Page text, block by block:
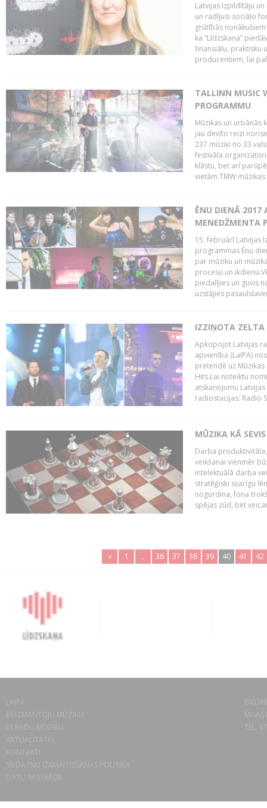
Latvijas Izpildītāju
un radījusi sociālo
grūtībās
ka “Līdzskaņa”
finansiālu, praktisku
producentiem, lai
TALLINN MUSIC
PROGRAMMU
Mūzikas un urbānās
jau devīto reizi
237 mūziķi no 33
festivāla
klāstu, bet arī
vietām.TMW
ĒNU DIENĀ 2017
MENEDŽMENTA
15. februārī Latvijas
programmas Ēnu
par mūziku un
procesu un
piedalījies un guvis
uzstājies
IZZIŅOTA ZELTA
Apkopojot Latvijas
apvienība (LaIPA)
pretendē uz
Hits.Lai noteiktu
atskaņojumu
radiostacijas: Radio
MŪZIKA KĀ
Darba
veikšanai vienmēr
intelektuālā darba
stratēģiski svarīgu
nogurdina, fona
spējas zūd, bet
« 1 .. 36 37 38 39 40 41 42
LAIPA
ES IZMANTOJU MŪZIKU
ES RADU MŪZIKU
AKTUALITĀTES
KONTAKTI
SĪKDATŅU IZMANTOŠANAS POLITIKA
DATU APSTRĀDE
TEL.